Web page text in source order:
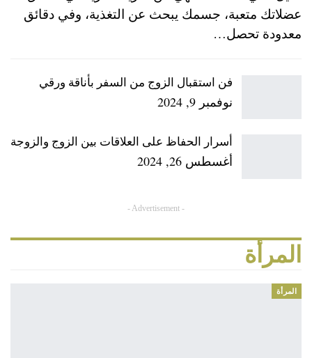
عضلاتك متعبة، جسمك يبحث عن التغذية، وفي دقائق
معدودة تحصل…
فن استقبال الزوج من السفر بأناقة ورقي
نوفمبر 9, 2024
أسرار الحفاظ على العلاقات بين الزوج والزوجة
أغسطس 26, 2024
- Advertisement -
المرأة
المرأة